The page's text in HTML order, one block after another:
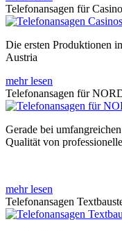
Telefonansagen für
Die ersten Produktionen
Austria
mehr lesen
Telefonansagen für
Gerade bei
Qualität von
mehr lesen
Telefonansagen